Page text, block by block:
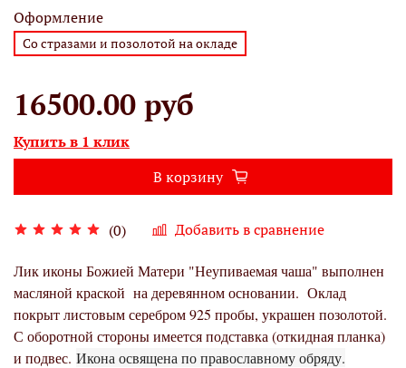
(0) Добавить в сравнение
Оформление
Со стразами и позолотой на окладе
16500.00 руб
Купить в 1 клик
В корзину
Лик иконы Божией Матери "Неупиваемая чаша" выполнен
масляной краской на деревянном основании. Оклад
покрыт листовым серебром 925 пробы, украшен позолотой.
С оборотной стороны имеется подставка (откидная планка)
и подвес. Икона освящена по православному обряду.